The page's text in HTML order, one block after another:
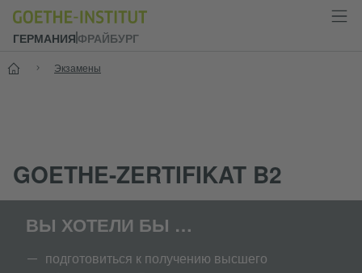
ГЕРМАНИЯ ФРАЙБУРГ
--
Экзамены
GOETHE-ZERTIFIKAT B2
ВЫ ХОТЕЛИ БЫ …
подготовиться к получению высшего